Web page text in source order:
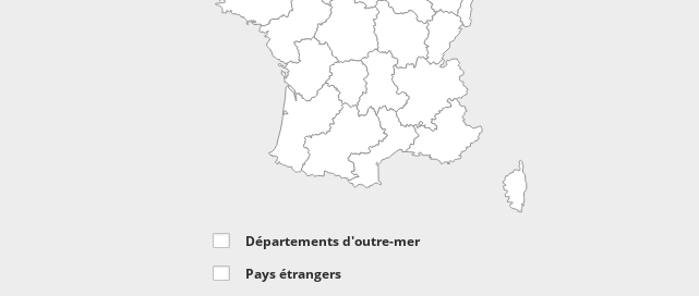
Départements d'outre-mer
Pays étrangers